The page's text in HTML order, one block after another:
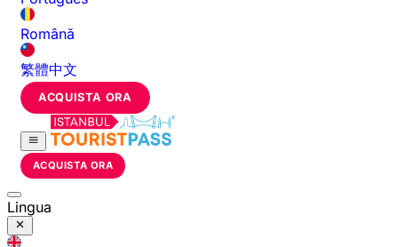
Română
繁體中文
ACQUISTA ORA
ACQUISTA ORA
Lingua